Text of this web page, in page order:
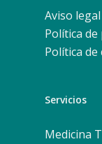
Aviso legal
Política de
Política de
Servicios
Medicina